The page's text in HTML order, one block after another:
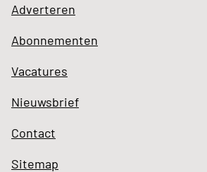
Adverteren
Abonnementen
Vacatures
Nieuwsbrief
Contact
Sitemap